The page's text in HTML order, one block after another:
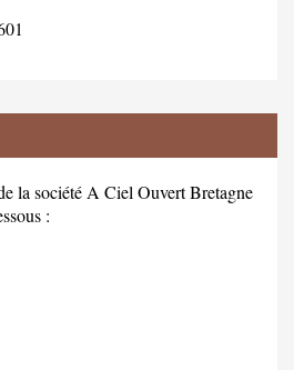
la société A Ciel Ouvert Bretagne
: